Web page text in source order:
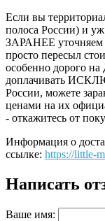
Если вы
полоса России) и
ЗАРАНЕЕ уточняем
просто пересыл
особенно дорого
доплачивать
России, можете
ценами на их
- откажитесь от
Информация о
ссылке: https://little-
Написать
Ваше имя: